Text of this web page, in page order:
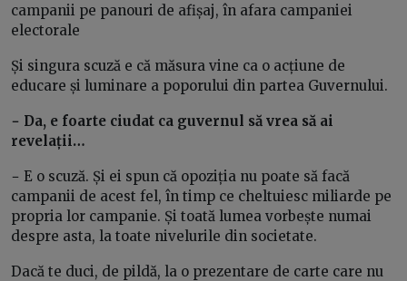
campanii pe panouri de afișaj, în afara campaniei
electorale
Și singura scuză e că măsura vine ca o acțiune de
educare și luminare a poporului din partea Guvernului.
− Da, e foarte ciudat ca guvernul să vrea să ai
revelații…
− E o scuză. Și ei spun că opoziția nu poate să facă
campanii de acest fel, în timp ce cheltuiesc miliarde pe
propria lor campanie. Și toată lumea vorbește numai
despre asta, la toate nivelurile din societate.
Dacă te duci, de pildă, la o prezentare de carte care nu